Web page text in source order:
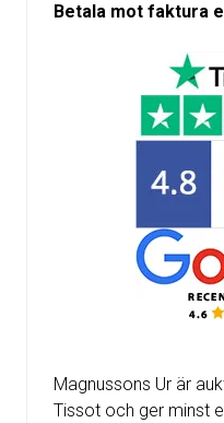
Betala mot faktura
Magnussons Ur är
Tissot och ger minst